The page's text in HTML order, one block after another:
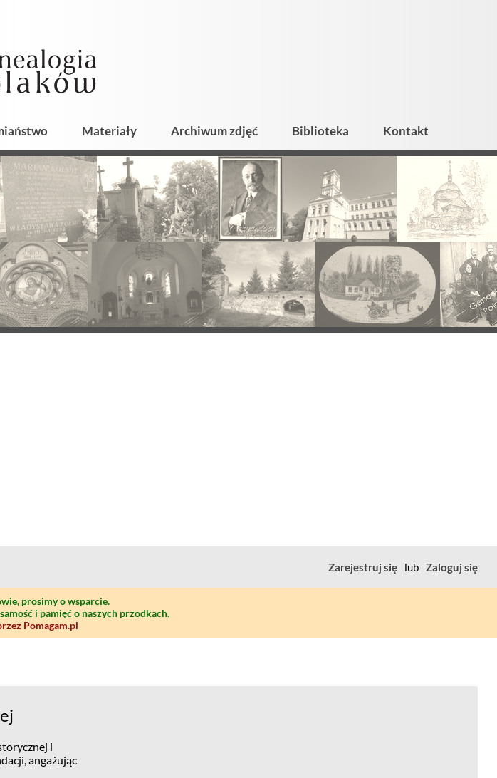
Materiały Archiwum zdjęć Biblioteka Kontakt
Zarejestruj się lub Zaloguj się
prosimy o wsparcie.
i pamięć o naszych przodkach.
Pomagam.pl
i
angażując